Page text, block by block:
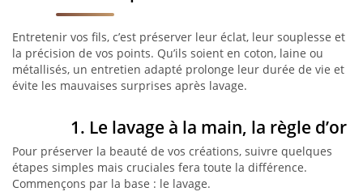
Entretenir vos fils, c’est préserver leur éclat, leur souplesse et
la précision de vos points. Qu’ils soient en coton, laine ou
métallisés, un entretien adapté prolonge leur durée de vie et
évite les mauvaises surprises après lavage.
1. Le lavage à la main, la règle d’or
Pour préserver la beauté de vos créations, suivre quelques
étapes simples mais cruciales fera toute la différence.
Commençons par la base : le lavage.